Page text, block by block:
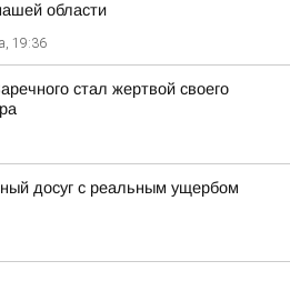
области
19:36
стал жертвой своего
досуг с реальным ущербом